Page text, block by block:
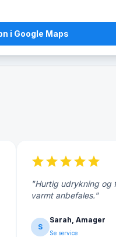
i Google Maps
starstarstarstarstar
"Hurtig udrykning og
varmt anbefales."
S
Sarah, Amager
Se service